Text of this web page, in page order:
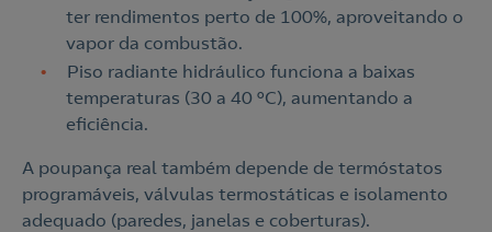
ter rendimentos perto de 100%, aproveitando o
vapor da combustão.
Piso radiante hidráulico funciona a baixas
temperaturas (30 a 40 °C), aumentando a
eficiência.
A poupança real também depende de termóstatos
programáveis, válvulas termostáticas e isolamento
adequado (paredes, janelas e coberturas).